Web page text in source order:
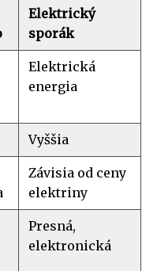
Elektrický
sporák
Elektrická
energia
Vyššia
Závisia od ceny
elektriny
Presná,
elektronická